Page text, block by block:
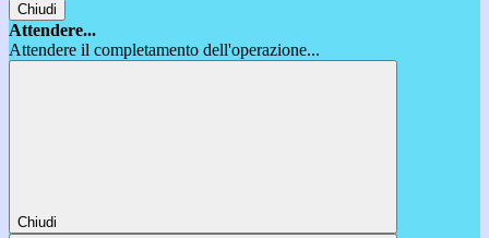
Chiudi
Attendere...
Attendere il completamento dell'operazione...
Chiudi